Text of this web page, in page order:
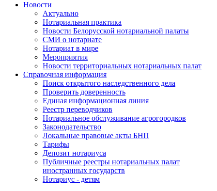
Новости
Актуально
Нотариальная практика
Новости Белорусской нотариальной палаты
СМИ о нотариате
Нотариат в мире
Мероприятия
Новости территориальных нотариальных палат
Справочная информация
Поиск открытого наследственного дела
Проверить доверенность
Единая информационная линия
Реестр переводчиков
Нотариальное обслуживание агрогородков
Законодательство
Локальные правовые акты БНП
Тарифы
Депозит нотариуса
Публичные реестры нотариальных палат
иностранных государств
Нотариус - детям